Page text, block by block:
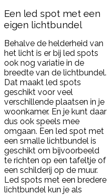
Een led spot met een
eigen lichtbundel
Behalve de helderheid van
het licht is er bij led spots
ook nog variatie in de
breedte van de lichtbundel.
Dat maakt led spots
geschikt voor veel
verschillende plaatsen in je
woonkamer. En je kunt daar
dus ook speels mee
omgaan. Een led spot met
een smalle lichtbundel is
geschikt om bijvoorbeeld
te richten op een tafeltje of
een schilderij op de muur.
Led spots met een bredere
lichtbundel kun je als